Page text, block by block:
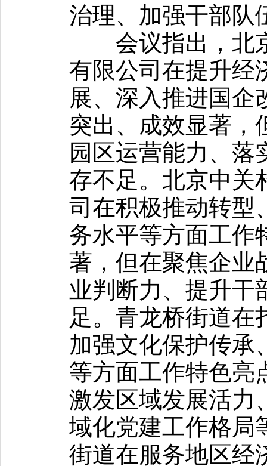
治理、加强干部队
会议指出，北
有限公司在提升经
展、深入推进国企
突出、成效显著，
园区运营能力、落
存不足。北京中关
司在积极推动转型
务水平等方面工作
著，但在聚焦企业
业判断力、提升干
足。青龙桥街道在
加强文化保护传承
等方面工作特色亮
激发区域发展活力
域化党建工作格局
街道在服务地区经